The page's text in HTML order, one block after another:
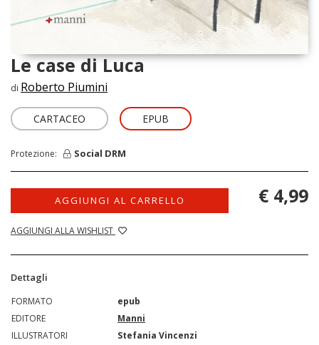
Le case di Luca
di Roberto Piumini
CARTACEO EPUB
Protezione: Social DRM
AGGIUNGI AL CARRELLO
AGGIUNGI ALLA WISHLIST
€ 4,99
Dettagli
FORMATO
epub
EDITORE
Manni
ILLUSTRATORI
Stefania Vincenzi